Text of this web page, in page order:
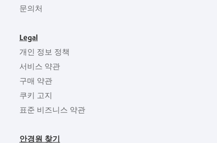
문의처
Legal
개인 정보 정책
서비스 약관
구매 약관
쿠키 고지
표준 비즈니스 약관
안경원 찾기